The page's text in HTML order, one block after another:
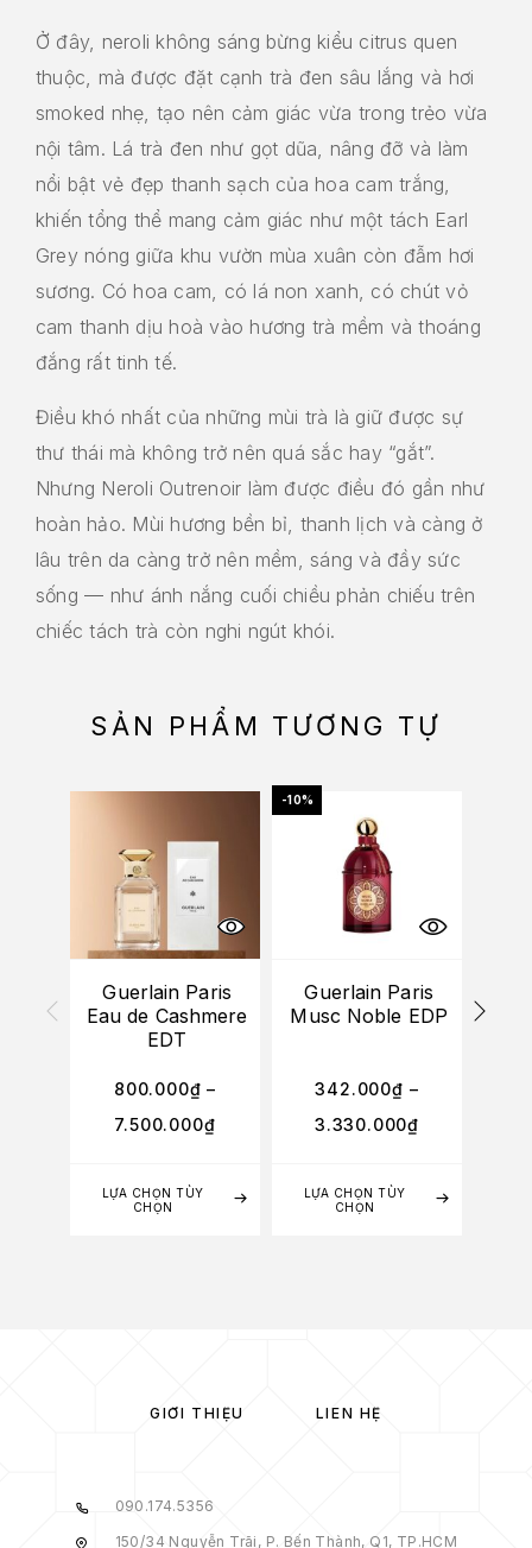
Ở đây, neroli không sáng bừng kiểu citrus quen
thuộc, mà được đặt cạnh trà đen sâu lắng và hơi
smoked nhẹ, tạo nên cảm giác vừa trong trẻo vừa
nội tâm. Lá trà đen như gọt dũa, nâng đỡ và làm
nổi bật vẻ đẹp thanh sạch của hoa cam trắng,
khiến tổng thể mang cảm giác như một tách Earl
Grey nóng giữa khu vườn mùa xuân còn đẫm hơi
sương. Có hoa cam, có lá non xanh, có chút vỏ
cam thanh dịu hoà vào hương trà mềm và thoáng
đắng rất tinh tế.
Điều khó nhất của những mùi trà là giữ được sự
thư thái mà không trở nên quá sắc hay “gắt”.
Nhưng Neroli Outrenoir làm được điều đó gần như
hoàn hảo. Mùi hương bền bỉ, thanh lịch và càng ở
lâu trên da càng trở nên mềm, sáng và đầy sức
sống — như ánh nắng cuối chiều phản chiếu trên
chiếc tách trà còn nghi ngút khói.
SẢN PHẨM TƯƠNG TỰ
LỰA CHỌN TÙY
CHỌN
Guerlain Paris
Eau de Cashmere
EDT
800.000₫ –
7.500.000₫
-10%
LỰA CHỌN TÙY
CHỌN
Guerlain Paris
Musc Noble EDP
342.000₫ –
3.330.000₫
GIỚI THIỆU LIÊN HỆ
090.174.5356
150/34 Nguyễn Trãi, P. Bến Thành, Q1, TP.HCM